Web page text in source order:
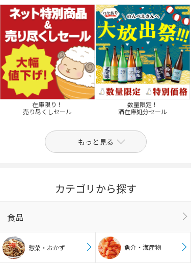
在庫限り！
売り尽くしセール
数量限定！
酒在庫処分セール
もっと見る
カテゴリから探す
食品
惣菜・おかず 魚介・海産物